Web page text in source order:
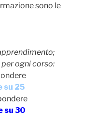
sono le
ogni corso:
su 25
su 30